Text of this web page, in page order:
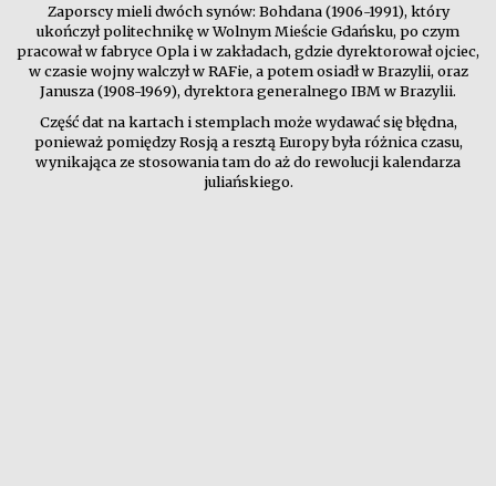
Zaporscy mieli dwóch synów: Bohdana (1906-1991), który
ukończył politechnikę w Wolnym Mieście Gdańsku, po czym
pracował w fabryce Opla i w zakładach, gdzie dyrektorował ojciec,
w czasie wojny walczył w RAFie, a potem osiadł w Brazylii, oraz
Janusza (1908-1969), dyrektora generalnego IBM w Brazylii.
Część dat na kartach i stemplach może wydawać się błędna,
ponieważ pomiędzy Rosją a resztą Europy była różnica czasu,
wynikająca ze stosowania tam do aż do rewolucji kalendarza
juliańskiego.